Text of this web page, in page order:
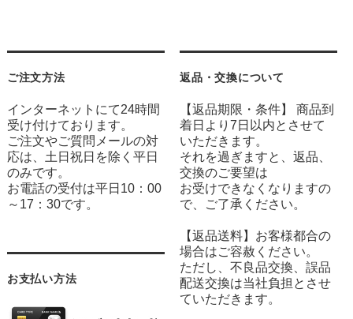
ご注文方法
インターネットにて24時間
受け付けております。
ご注文やご質問メールの対
応は、土日祝日を除く平日
のみです。
お電話の受付は平日10：00
～17：30です。
お支払い方法
返品・交換について
【返品期限・条件】 商品到
着日より7日以内とさせて
いただきます。
それを過ぎますと、返品、
交換のご要望は
お受けできなくなりますの
で、ご了承ください。
【返品送料】お客様都合の
場合はご容赦ください。
ただし、不良品交換、誤品
配送交換は当社負担とさせ
ていただきます。